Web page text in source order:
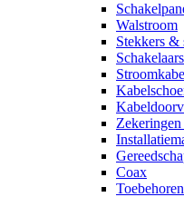
Walstroom
Stekkers &
Schakelaars
Coax
Toebehoren